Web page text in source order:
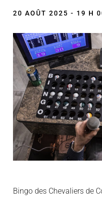
20 AOÛT 2025 - 19 H
Bingo des Chevaliers de